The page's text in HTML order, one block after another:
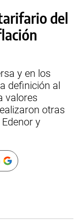
del
y en los
definición al
valores
otras
y